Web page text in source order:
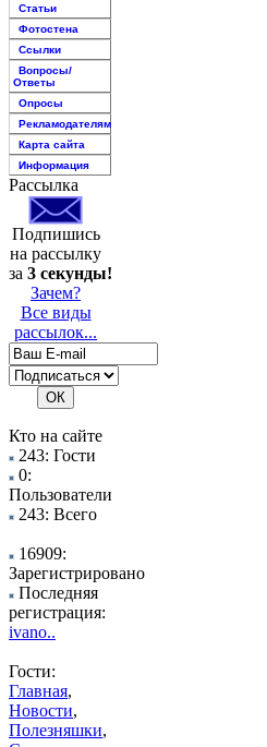
Статьи
Фотостена
Ссылки
Вопросы/
Ответы
Опросы
Рекламодателям
Карта сайта
Информация
Рассылка
Подпишись
на рассылку
за 3 секунды!
Зачем?
Все виды
рассылок...
Кто на сайте
243: Гости
0:
Пользователи
243: Всего
16909:
Зарегистрировано
Последняя
регистрация:
ivano..
Гости:
Главная,
Новости,
Полезняшки,